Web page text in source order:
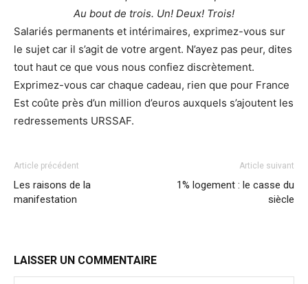
Au bout de trois. Un! Deux! Trois!
Salariés permanents et intérimaires, exprimez-vous sur
le sujet car il s’agit de votre argent. N’ayez pas peur, dites
tout haut ce que vous nous confiez discrètement.
Exprimez-vous car chaque cadeau, rien que pour France
Est coûte près d’un million d’euros auxquels s’ajoutent les
redressements URSSAF.
Article précédent
Les raisons de la
manifestation
Article suivant
1% logement : le casse du
siècle
LAISSER UN COMMENTAIRE